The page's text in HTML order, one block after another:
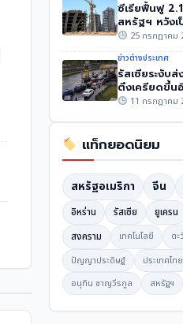
ซีเรียฟื้นฟู
สหรัฐฯ หวังเ
25 กรกฎาคม
ข่าวต่างประเทศ
รัสเซียระงับ
ตึงเครียดขึ้น
11 กรกฎาคม
แท็กยอดนิยม
สหรัฐอเมริกา จีน
อิหร่าน รัสเซีย ยูเครน
สงคราม
เทคโนโลยี ต
ปัญญาประดิษฐ์
ประเทศไทย
อนุทิน ชาญวีรกูล
สหรัฐฯ